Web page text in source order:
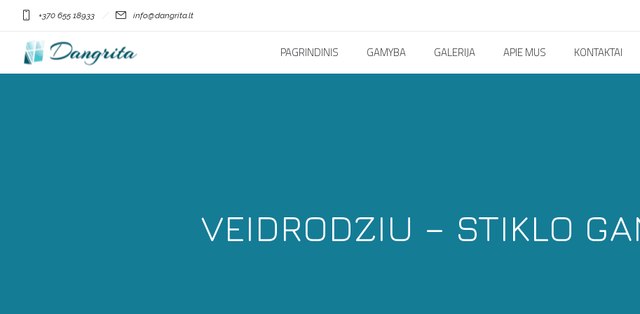
+370 655 18933 info@dangrita.lt
PAGRINDINIS GAMYBA GALERIJA APIE MUS KONTAKTAI
VEIDRODZIU – STIKLO